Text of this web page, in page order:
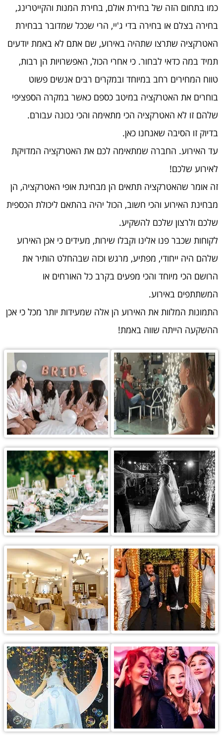
כמו בתחום הזה של בחירת אולם, בחירת המנות והקייטרינג,
בחירה בצלם או בחירה בדי ג'יי, הרי שככל שמדובר בבחירת
האטרקציה שתרצו שתהיה באירוע, שם אתם לא באמת יודעים
תמיד במה כדאי לבחור. כי אחרי הכול, האפשרויות הן רבות,
טווח המחירים רחב במיוחד ובמקרים רבים אנשים פשוט
בוחרים את האטרקציה במיטב כספם כאשר במקרה הספציפי
שלהם זו לא האטרקציה הכי מתאימה והכי נכונה עבורם.
בדיוק זו הסיבה שאנחנו כאן.
עד האירוע. החברה שמתאימה לכם את האטרקציה המדויקת
לאירוע שלכם!
זה אומר שהאטרקציה תתאים הן מבחינת אופי האטרקציה, הן
מבחינת האירוע והכי חשוב, הכול יהיה בהתאם ליכולת הכספית
שלכם ולרצון שלכם להשקיע.
לקוחות שכבר פנו אלינו וקבלו שירות, מעידים כי אכן האירוע
שלהם היה ייחודי, מפתיע, מרגש וכזה שבהחלט הותיר את
הרושם הכי מיוחד והכי מפעים בקרב כל האורחים או
המשתתפים באירוע.
התמונות המלוות את האירוע הן אלה שמעידות יותר מכל כי אכן
ההשקעה הייתה שווה באמת!